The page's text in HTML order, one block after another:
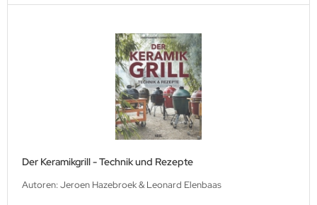
Der Keramikgrill - Technik und Rezepte
Autoren: Jeroen Hazebroek & Leonard Elenbaas